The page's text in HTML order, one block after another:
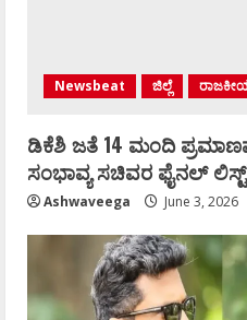
Newsbeat ಜಿಲ್ಲೆ
ಡಿಕೆಶಿ ಜತೆ 14 ಮಂದಿ
ಸಂಭಾವ್ಯ ಸಚಿವರ ಫೈನಲ್
Ashwaveega June 3, 2026